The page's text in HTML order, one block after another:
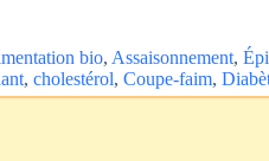
bio, Assaisonnement,
, cholestérol, Coupe-faim,